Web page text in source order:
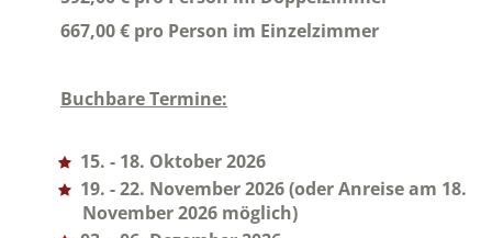
667,00 € pro Person im Einzelzimmer
Buchbare Termine:
15. - 18. Oktober 2026
19. - 22. November 2026 (oder Anreise am 18.
November 2026 möglich)